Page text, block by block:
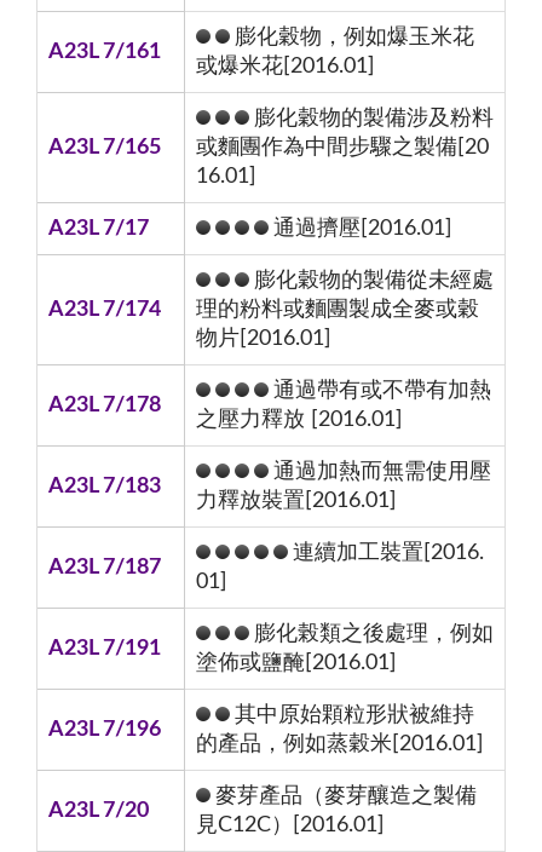
A23L 7/161
膨化穀物，例如爆玉米花
或爆米花[2016.01]
A23L 7/165
膨化穀物的製備涉及粉料
或麵團作為中間步驟之製備[20
16.01]
A23L 7/17 通過擠壓[2016.01]
A23L 7/174
膨化穀物的製備從未經處
理的粉料或麵團製成全麥或穀
物片[2016.01]
A23L 7/178
通過帶有或不帶有加熱
之壓力釋放 [2016.01]
A23L 7/183
通過加熱而無需使用壓
力釋放裝置[2016.01]
A23L 7/187
連續加工裝置[2016.
01]
A23L 7/191
膨化榖類之後處理，例如
塗佈或鹽醃[2016.01]
A23L 7/196
其中原始顆粒形狀被維持
的產品，例如蒸穀米[2016.01]
A23L 7/20
麥芽產品（麥芽釀造之製備
見C12C）[2016.01]